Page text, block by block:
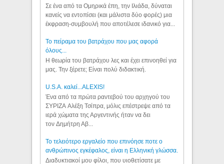
Σε ένα από τα Ομηρικά έπη, την Ιλιάδα, δύναται
κανείς να εντοπίσει (και μάλιστα δύο φορές) μια
έκφραση-συμβουλή που αποτέλεσε ιδανικό για...
Το πείραμα του βατράχου που μας αφορά
όλους...
Η θεωρία του βατράχου λες και έχει επινοηθεί για
μας. Την ξέρετε; Είναι πολύ διδακτική.
U.S.A. καλεί...ALEXIS!
Ένα από τα πρώτα ραντεβού του αρχηγού του
ΣΥΡΙΖΑ Αλέξη Τσίπρα, μόλις επέστρεψε από τα
ιερά χώματα της Αργεντινής ήταν να δει
τον Δημήτρη Αβ...
Το τελειότερο εργαλείο που επινόησε ποτε ο
ανθρώπινος εγκέφαλος, είναι η Ελληνική γλώσσα.
Διαδυκτιακοί μου φίλοι, που υιοθετίσατε με